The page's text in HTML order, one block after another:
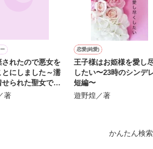
れたので悪女を
にしました～濡
られた聖女です
捨てて自由にな
著
恋愛(純愛)
王子様はお姫様を愛し
したい〜23時のシンデ
短編〜
遊野煌／著
かんたん検